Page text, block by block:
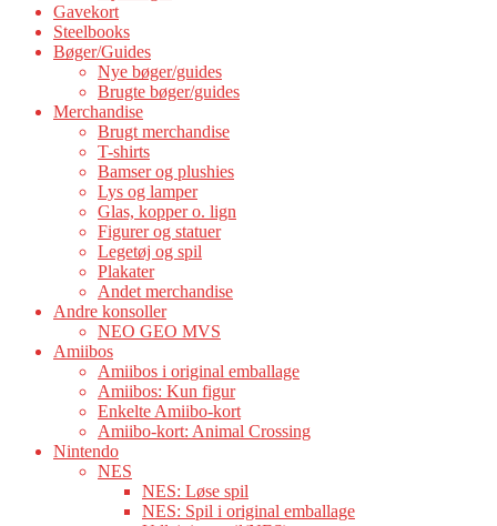
Gavekort
Steelbooks
Bøger/Guides
Nye bøger/guides
Brugte bøger/guides
Merchandise
Brugt merchandise
T-shirts
Bamser og plushies
Lys og lamper
Glas, kopper o. lign
Figurer og statuer
Legetøj og spil
Plakater
Andet merchandise
Andre konsoller
NEO GEO MVS
Amiibos
Amiibos i original emballage
Amiibos: Kun figur
Enkelte Amiibo-kort
Amiibo-kort: Animal Crossing
Nintendo
NES
NES: Løse spil
NES: Spil i original emballage